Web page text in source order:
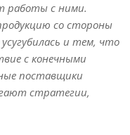
работы с ними.
со стороны
и тем, что
с конечными
поставщики
стратегии,